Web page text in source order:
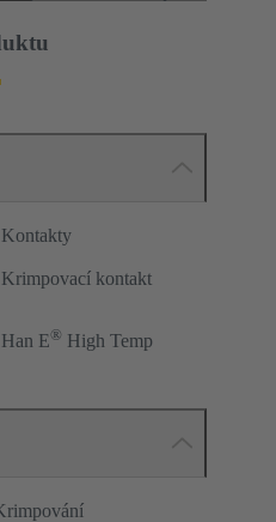
Kontakty
Krimpovací kontakt
Han E® High Temp